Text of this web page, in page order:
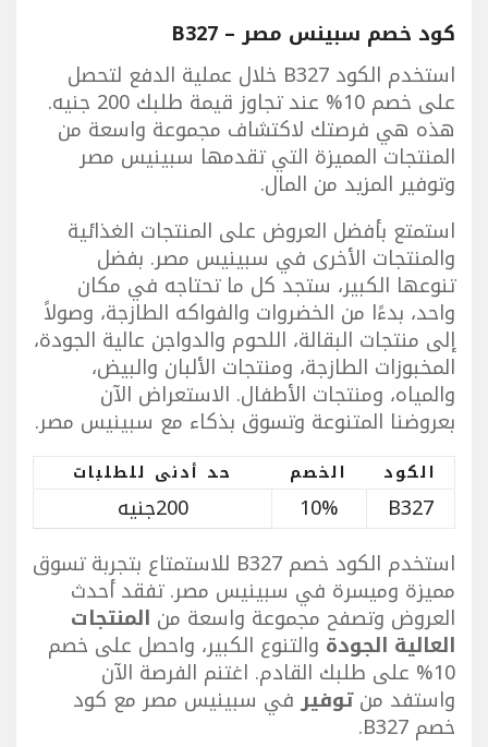
كود خصم سبينس مصر – B327
استخدم الكود B327 خلال عملية الدفع لتحصل
على خصم 10% عند تجاوز قيمة طلبك 200 جنيه.
هذه هي فرصتك لاكتشاف مجموعة واسعة من
المنتجات المميزة التي تقدمها سبينيس مصر
وتوفير المزيد من المال.
استمتع بأفضل العروض على المنتجات الغذائية
والمنتجات الأخرى في سبينيس مصر. بفضل
تنوعها الكبير، ستجد كل ما تحتاجه في مكان
واحد، بدءًا من الخضروات والفواكه الطازجة، وصولاً
إلى منتجات البقالة، اللحوم والدواجن عالية الجودة،
المخبوزات الطازجة، ومنتجات الألبان والبيض،
والمياه، ومنتجات الأطفال. الاستعراض الآن
بعروضنا المتنوعة وتسوق بذكاء مع سبينيس مصر.
الكود الخصم حد أدنى للطلبات
B327
10%
200جنيه
استخدم الكود خصم B327 للاستمتاع بتجربة تسوق
مميزة وميسرة في سبينيس مصر. تفقد أحدث
العروض وتصفح مجموعة واسعة من المنتجات
العالية الجودة والتنوع الكبير، واحصل على خصم
10% على طلبك القادم. اغتنم الفرصة الآن
واستفد منتوفير في سبينيس مصر مع كود
خصم B327.